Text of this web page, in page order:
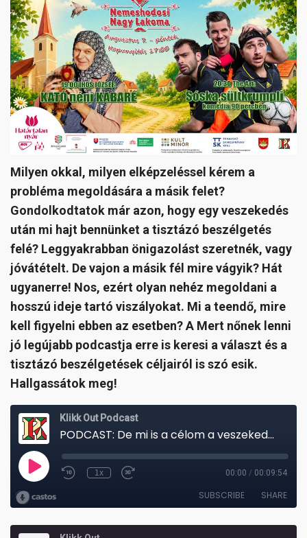
Milyen okkal, milyen elképzeléssel kérem a
probléma megoldására a másik felet?
Gondolkodtatok már azon, hogy egy veszekedés
után mi hajt bennünket a tisztázó beszélgetés
felé? Leggyakrabban önigazolást szeretnék, vagy
jóvátételt. De vajon a másik fél mire vágyik? Hát
ugyanerre! Nos, ezért olyan nehéz megoldani a
hosszú ideje tartó viszályokat. Mi a teendő, mire
kell figyelni ebben az esetben? A Mert nőnek lenni
jó legújabb podcastja erre is keresi a választ és a
tisztázó beszélgetések céljairól is szó esik.
Hallgassátok meg!